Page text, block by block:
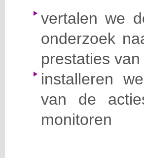
vertalen we
onderzoek
prestaties
installeren
van de
monitoren